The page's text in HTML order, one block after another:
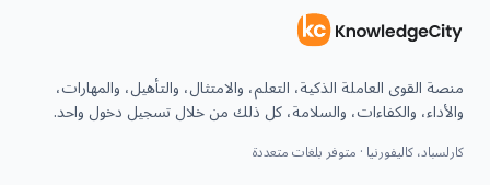
منصة القوى العاملة الذكية، التعلم، والامتثال، والتأهيل، والمهارات،
والأداء، والكفاءات، والسلامة، كل ذلك من خلال تسجيل دخول واحد.
كارلسباد، كاليفورنيا · متوفر بلغات متعددة